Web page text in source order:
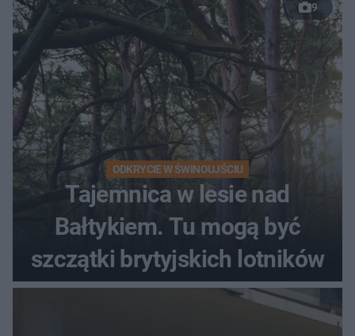
9
ODKRYCIE W ŚWINOUJŚCIU
Tajemnica w lesie nad
Bałtykiem. Tu mogą być
szczątki brytyjskich lotników